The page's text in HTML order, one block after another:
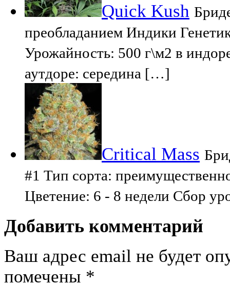
Quick Kush
преобладанием Индики
Урожайность: 500 г\м2 в
аутдоре: середина […]
Critical Mass
#1 Тип сорта:
Цветение: 6 - 8 недели Cбор
Добавить комментарий
Ваш адрес email не будет
помечены *